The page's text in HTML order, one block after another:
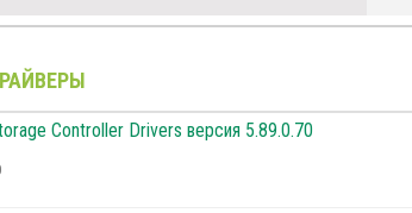
Controller Drivers версия 5.89.0.70